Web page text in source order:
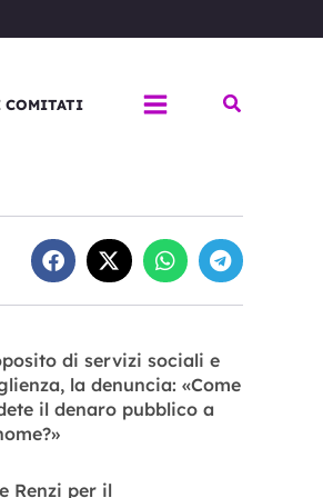
COMITATI Cerca
di servizi sociali e
la denuncia: «Come
il denaro pubblico a
Renzi per il